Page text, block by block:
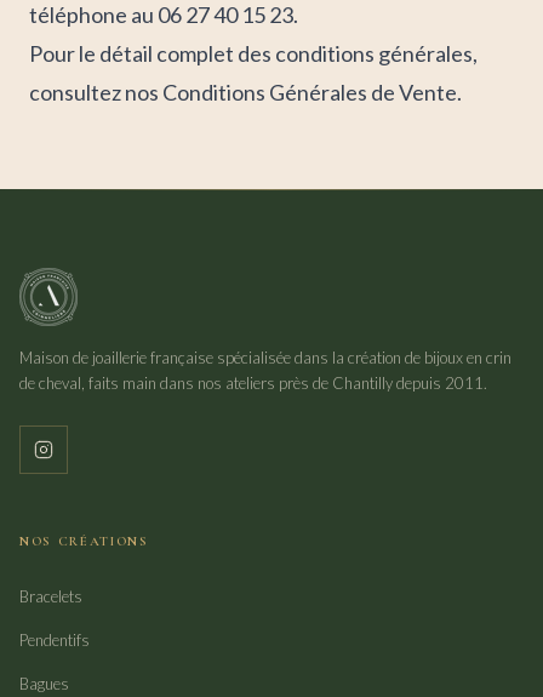
téléphone au 06 27 40 15 23.
Pour le détail complet des conditions générales,
consultez nos Conditions Générales de Vente.
Maison de joaillerie française spécialisée dans la création de bijoux en crin
de cheval, faits main dans nos ateliers près de Chantilly depuis 2011.
NOS CRÉATIONS
Bracelets
Pendentifs
Bagues